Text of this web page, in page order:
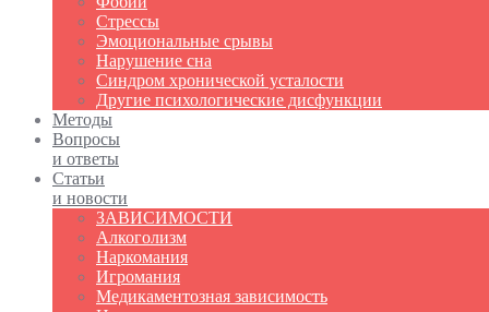
Стрессы
Эмоциональные срывы
Нарушение сна
Синдром хронической усталости
Другие психологические дисфункции
Методы
Вопросы
и ответы
Статьи
и новости
ЗАВИСИМОСТИ
Алкоголизм
Наркомания
Игромания
Медикаментозная зависимость